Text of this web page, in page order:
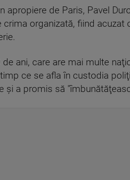
de Paris, Pavel
organizată, fiind
ani, care are mai multe
ce se afla în custodia
a promis să